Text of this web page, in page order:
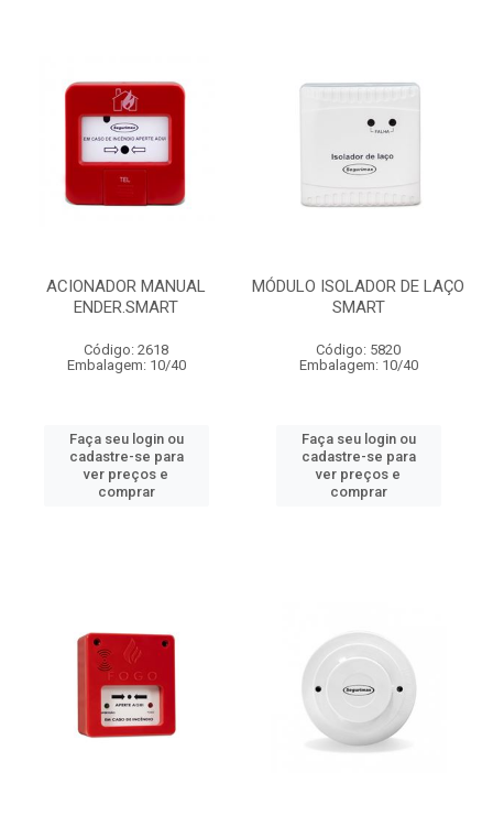
ACIONADOR MANUAL
ENDER.SMART
Código: 2618
Embalagem: 10/40
Faça seu login ou
cadastre-se para
ver preços e
comprar
MÓDULO ISOLADOR DE LAÇO
SMART
Código: 5820
Embalagem: 10/40
Faça seu login ou
cadastre-se para
ver preços e
comprar